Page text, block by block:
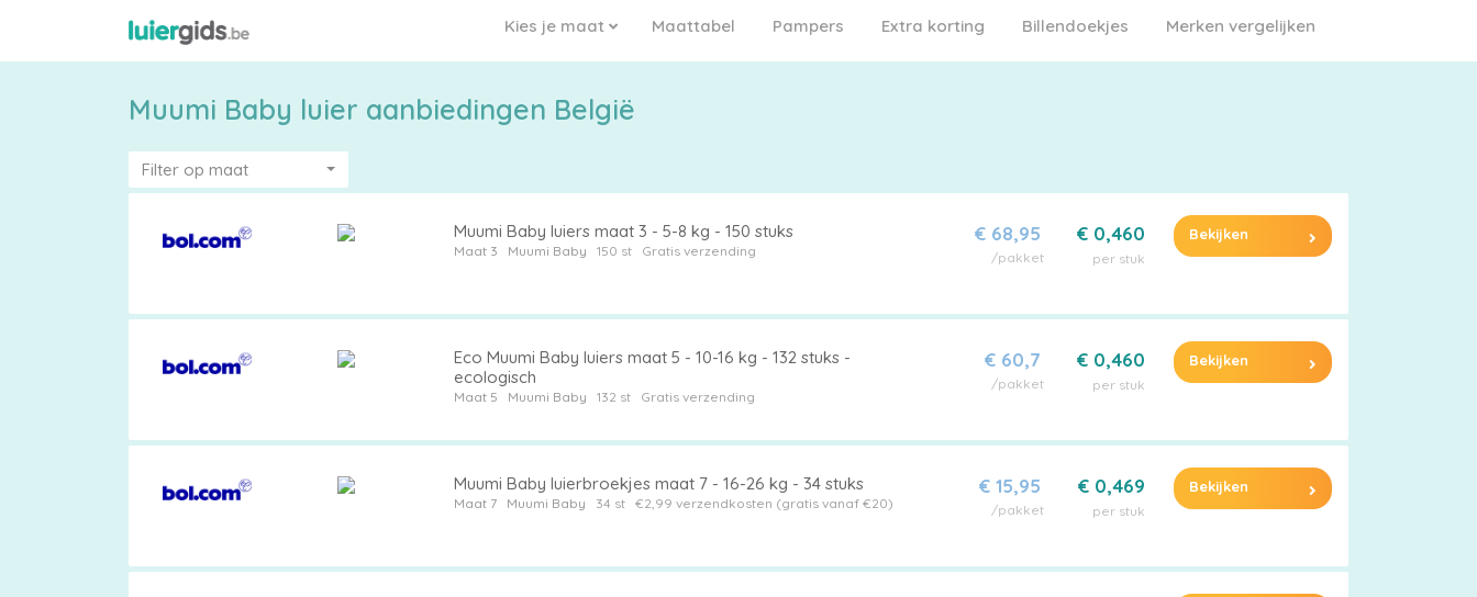
Maattabel
Kies je maat Pampers Extra korting Billendoekjes Merken vergelijken
Muumi Baby luier aanbiedingen België
Filter op maat
Muumi Baby luiers maat 3 - 5-8 kg - 150 stuks
Maat 3 Muumi Baby 150 st Gratis verzending
€ 68,95
/pakket
€ 0,460
per stuk
Bekijken
Eco Muumi Baby luiers maat 5 - 10-16 kg - 132 stuks -
ecologisch
Maat 5 Muumi Baby 132 st Gratis verzending
€ 60,7
/pakket
€ 0,460
per stuk
Bekijken
Muumi Baby luierbroekjes maat 7 - 16-26 kg - 34 stuks
Maat 7 Muumi Baby 34 st €2,99 verzendkosten (gratis vanaf €20)
€ 15,95
/pakket
€ 0,469
per stuk
Bekijken